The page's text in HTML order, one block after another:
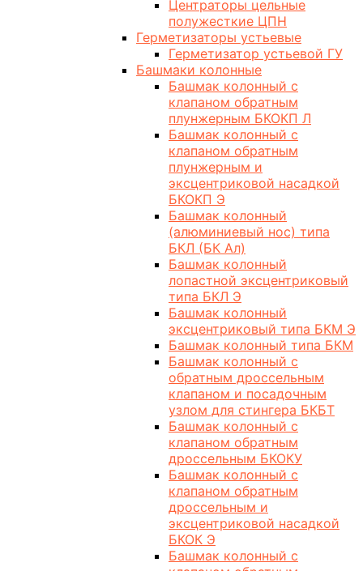
Центраторы цельные
полужесткие ЦПН
Герметизаторы устьевые
Герметизатор устьевой ГУ
Башмаки колонные
Башмак колонный с
клапаном обратным
плунжерным БКОКП Л
Башмак колонный с
клапаном обратным
плунжерным и
эксцентриковой насадкой
БКОКП Э
Башмак колонный
(алюминиевый нос) типа
БКЛ (БК Ал)
Башмак колонный
лопастной эксцентриковый
типа БКЛ Э
Башмак колонный
эксцентриковый типа БКМ Э
Башмак колонный типа БКМ
Башмак колонный с
обратным дроссельным
клапаном и посадочным
узлом для стингера БКБТ
Башмак колонный с
клапаном обратным
дроссельным БКОКУ
Башмак колонный с
клапаном обратным
дроссельным и
эксцентриковой насадкой
БКОК Э
Башмак колонный с